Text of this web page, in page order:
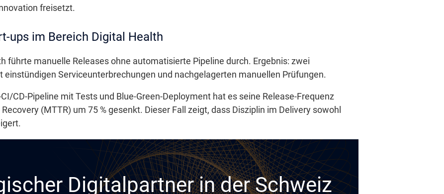
freisetzt.
ups im Bereich Digital Health
führte manuelle Releases ohne automatisierte Pipeline durch. Ergebnis: zwei
Serviceunterbrechungen und nachgelagerten manuellen Prüfungen.
CD-Pipeline mit Tests und Blue-Green-Deployment hat es seine Release-Frequenz
(MTTR) um 75 % gesenkt. Dieser Fall zeigt, dass Disziplin im Delivery sowohl
Digitalpartner in der Schweiz